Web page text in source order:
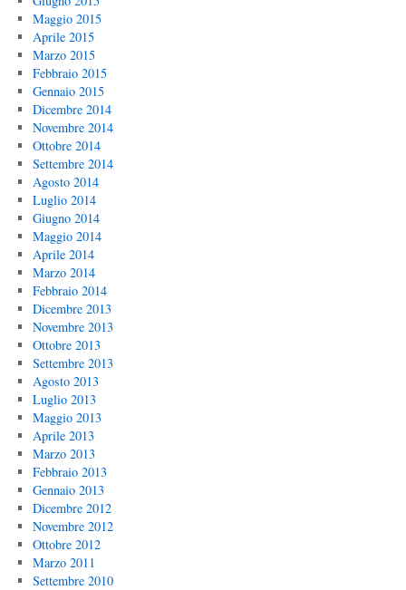
Maggio 2015
Aprile 2015
Marzo 2015
Febbraio 2015
Gennaio 2015
Dicembre 2014
Novembre 2014
Ottobre 2014
Settembre 2014
Agosto 2014
Luglio 2014
Giugno 2014
Maggio 2014
Aprile 2014
Marzo 2014
Febbraio 2014
Dicembre 2013
Novembre 2013
Ottobre 2013
Settembre 2013
Agosto 2013
Luglio 2013
Maggio 2013
Aprile 2013
Marzo 2013
Febbraio 2013
Gennaio 2013
Dicembre 2012
Novembre 2012
Ottobre 2012
Marzo 2011
Settembre 2010